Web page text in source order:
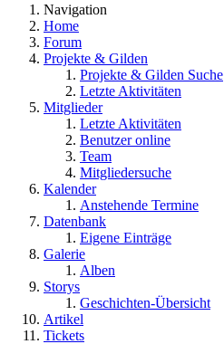
Navigation
Home
Forum
Projekte & Gilden
Projekte & Gilden Suche
Letzte Aktivitäten
Mitglieder
Letzte Aktivitäten
Benutzer online
Team
Mitgliedersuche
Kalender
Anstehende Termine
Datenbank
Eigene Einträge
Galerie
Alben
Storys
Geschichten-Übersicht
Artikel
Tickets